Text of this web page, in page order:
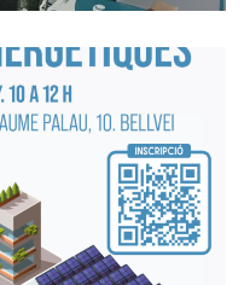
PENEDÈS